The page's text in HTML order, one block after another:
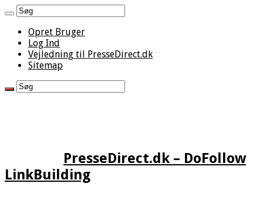
Opret Bruger
Log Ind
Vejledning til PresseDirect.dk
Sitemap
PresseDirect.dk – DoFollow
LinkBuilding